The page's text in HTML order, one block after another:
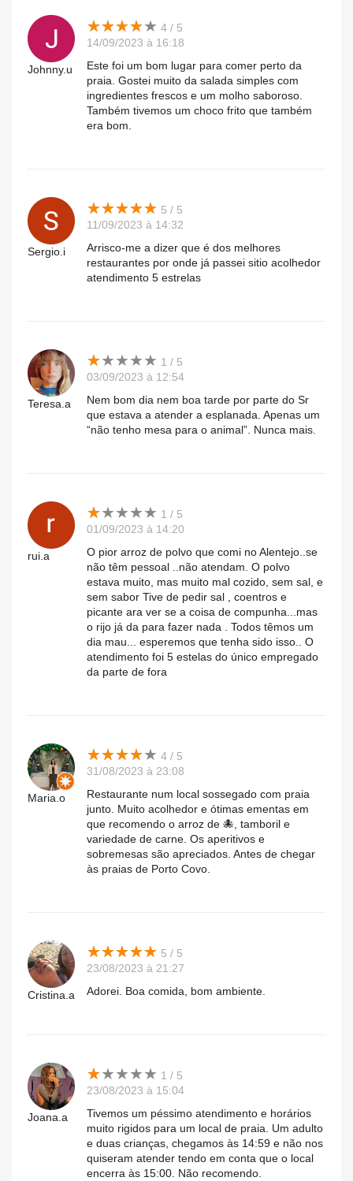
Johnny.u
★★★★★
★★★★★ 4 / 5
14/09/2023 à 16:18
Este foi um bom lugar para comer perto da
praia. Gostei muito da salada simples com
ingredientes frescos e um molho saboroso.
Também tivemos um choco frito que também
era bom.
Sergio.i
★★★★★
★★★★★ 5 / 5
11/09/2023 à 14:32
Arrisco-me a dizer que é dos melhores
restaurantes por onde já passei sitio acolhedor
atendimento 5 estrelas
Teresa.a
★★★★★
★★★★★ 1 / 5
03/09/2023 à 12:54
Nem bom dia nem boa tarde por parte do Sr
que estava a atender a esplanada. Apenas um
“não tenho mesa para o animal”. Nunca mais.
rui.a
★★★★★
★★★★★ 1 / 5
01/09/2023 à 14:20
O pior arroz de polvo que comi no Alentejo..se
não têm pessoal ..não atendam. O polvo
estava muito, mas muito mal cozido, sem sal, e
sem sabor Tive de pedir sal , coentros e
picante ara ver se a coisa de compunha...mas
o rijo já da para fazer nada . Todos têmos um
dia mau... esperemos que tenha sido isso.. O
atendimento foi 5 estelas do único empregado
da parte de fora
Maria.o
★★★★★
★★★★★ 4 / 5
31/08/2023 à 23:08
Restaurante num local sossegado com praia
junto. Muito acolhedor e ótimas ementas em
que recomendo o arroz de 🐙, tamboril e
variedade de carne. Os aperitivos e
sobremesas são apreciados. Antes de chegar
às praias de Porto Covo.
Cristina.a
★★★★★
★★★★★ 5 / 5
23/08/2023 à 21:27
Adorei. Boa comida, bom ambiente.
Joana.a
★★★★★
★★★★★ 1 / 5
23/08/2023 à 15:04
Tivemos um péssimo atendimento e horários
muito rigidos para um local de praia. Um adulto
e duas crianças, chegamos às 14:59 e não nos
quiseram atender tendo em conta que o local
encerra às 15:00. Não recomendo.